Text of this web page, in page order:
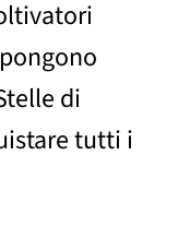
di
tutti i